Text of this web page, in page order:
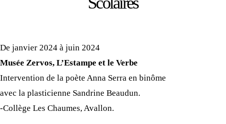
De janvier 2024 à juin 2024
Musée Zervos, L’Estampe et le Verbe
Intervention de la poète Anna Serra en binôme
avec la plasticienne Sandrine Beaudun.
-Collège Les Chaumes, Avallon.